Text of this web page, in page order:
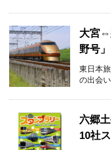
大宮⇔
野号」
東日本
の出会
六郷
10社